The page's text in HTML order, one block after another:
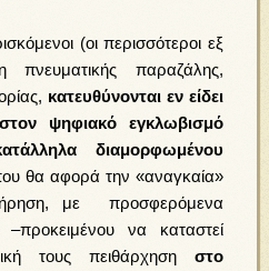
(οι περισσότεροι εξ
παραζάλης,
κατευθύνονται εν είδει
ψηφιακό εγκλωβισμό
διαμορφωμένου
θα αφορά την «αναγκαία»
με προσφερόμενα
να καταστεί
τους πειθάρχηση στο